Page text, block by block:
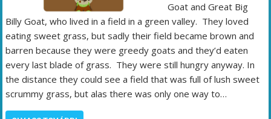
Goat and Great Big
Billy Goat, who lived in a field in a green valley. They loved
eating sweet grass, but sadly their field became brown and
barren because they were greedy goats and they’d eaten
every last blade of grass. They were still hungry anyway. In
the distance they could see a field that was full of lush sweet
scrummy grass, but alas there was only one way to…